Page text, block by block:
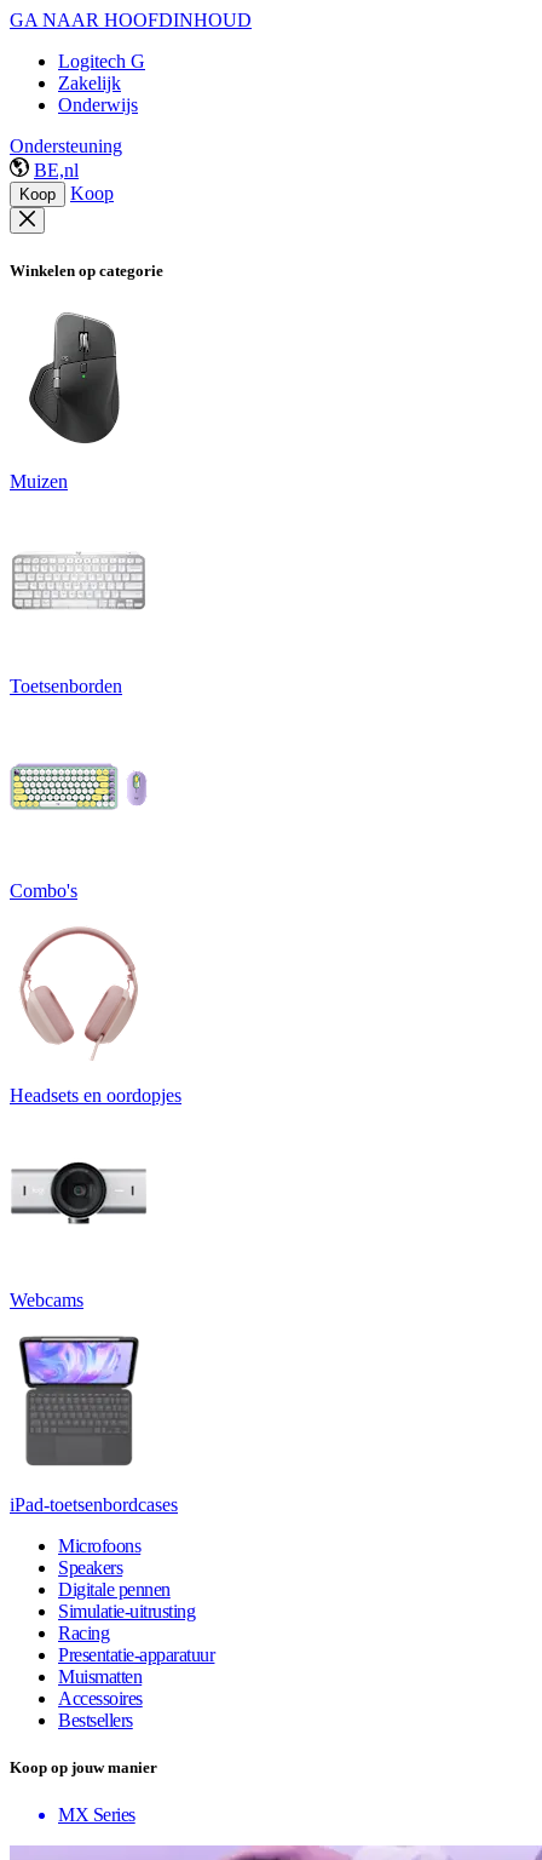
GA NAAR HOOFDINHOUD
Logitech G
Zakelijk
Onderwijs
Ondersteuning
BE,nl
Koop Koop
Winkelen op categorie
Muizen
Toetsenborden
Combo's
Headsets en oordopjes
Webcams
iPad-toetsenbordcases
Microfoons
Speakers
Digitale pennen
Simulatie-uitrusting
Racing
Presentatie-apparatuur
Muismatten
Accessoires
Bestsellers
Koop op jouw manier
MX Series